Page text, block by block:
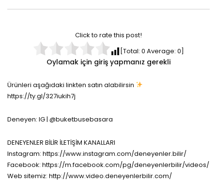
Click to rate this post!
[Total: 0 Average: 0]
Oylamak için giriş yapmanız gerekli
Ürünleri aşağıdaki linkten satın alabilirsin
https://ty.gl/327iukih7j
Deneyen: IG | @buketbusebasara
DENEYENLER BİLİR İLETİŞİM KANALLARI
Instagram: https://www.instagram.com/deneyenler.bilir/
Facebook: https://m.facebook.com/pg/deneyenlerbilir/videos/
Web sitemiz: http://www.video.deneyenlerbilir.com/